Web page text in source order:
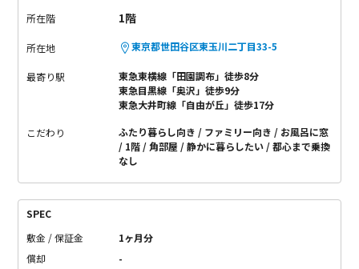
所在階 1階
所在地 東京都世田谷区東玉川二丁目33-5
最寄り駅
東急東横線「田園調布」徒歩8分
東急目黒線「奥沢」徒歩9分
東急大井町線「自由が丘」徒歩17分
こだわり ふたり暮らし向き ファミリー向き
お風呂に窓
1階
角部屋 静かに暮らしたい
都心まで乗換
なし
SPEC
敷金 / 保証金
1ヶ月分
償却
-